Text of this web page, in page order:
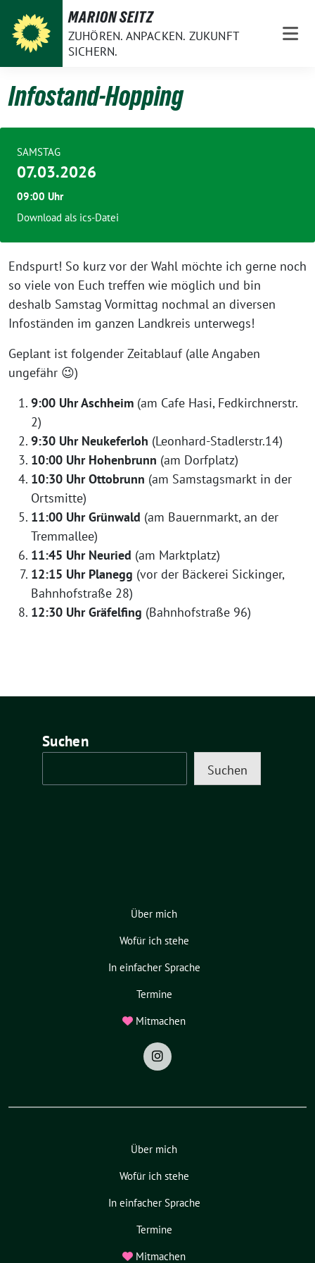
zum
Inhalt
MARION SEITZ
ZUHÖREN. ANPACKEN. ZUKUNFT
SICHERN.
Infostand-Hopping
Endspurt! So kurz vor der Wahl möchte ich gerne noch
so viele von Euch treffen wie möglich und bin
deshalb Samstag Vormittag nochmal an diversen
Infoständen im ganzen Landkreis unterwegs!
Geplant ist folgender Zeitablauf (alle Angaben
ungefähr 😉)
9:00 Uhr Aschheim (am Cafe Hasi, Fedkirchnerstr.
2)
9:30 Uhr Neukeferloh (Leonhard-Stadlerstr.14)
10:00 Uhr Hohenbrunn (am Dorfplatz)
10:30 Uhr Ottobrunn (am Samstagsmarkt in der
Ortsmitte)
11:00 Uhr Grünwald (am Bauernmarkt, an der
Tremmallee)
11:45 Uhr Neuried (am Marktplatz)
12:15 Uhr Planegg (vor der Bäckerei Sickinger,
Bahnhofstraße 28)
12:30 Uhr Gräfelfing (Bahnhofstraße 96)
SAMSTAG
07.03.2026
09:00 Uhr
Download als ics-Datei
Suchen
Suchen
Über mich
Wofür ich stehe
In einfacher Sprache
Termine
Mitmachen
Über mich
Wofür ich stehe
In einfacher Sprache
Termine
Mitmachen